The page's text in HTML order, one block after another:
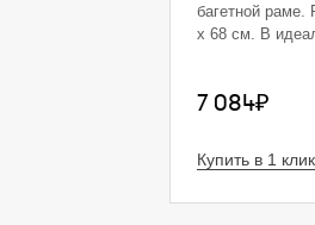
багетной
х 68 см. В
7 084₽
Купить в 1 клик